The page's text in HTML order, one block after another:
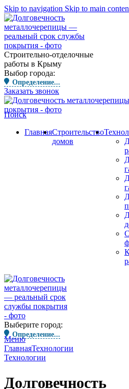
Skip to navigation Skip to main
Строительно-отделочные
работы в Крыму
Выбор города:
Определение...
Заказать звонок
Поиск
ГлавнаяСтроительство
домов
Выберите город:
Определение...
Меню
ГлавнаяТехнологии
Технологии
Долговечность